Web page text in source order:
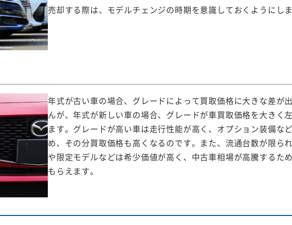
売却する際は、モデルチェンジの時期を意識しておくようにしま
年式が古い車の場合、グレードによって買取価格に大きな差が
んが、年式が新しい車の場合、グレードが車買取価格を大きく
ます。グレードが高い車は走行性能が高く、オプション装備な
め、その分買取価格も高くなるのです。また、流通台数が限ら
や限定モデルなどは希少価値が高く、中古車相場が高騰するた
もらえます。